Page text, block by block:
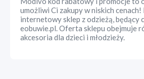
umożliwi Ci zakupy w niskich
internetowy sklep z odzieżą, będący
eobuwie.pl. Oferta sklepu obejmuje
akcesoria dla dzieci i młodzieży.